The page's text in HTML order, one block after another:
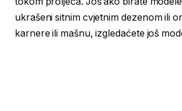
ukrašeni sitnim cvjetnim dezenom ili
karnere ili mašnu, izgledaćete još